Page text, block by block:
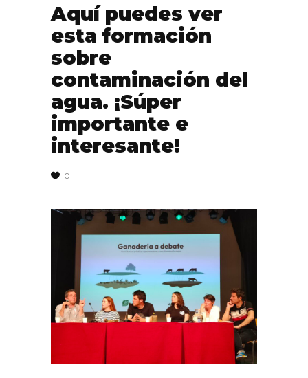
Aquí puedes ver
esta formación
sobre
contaminación del
agua. ¡Súper
importante e
interesante!
0